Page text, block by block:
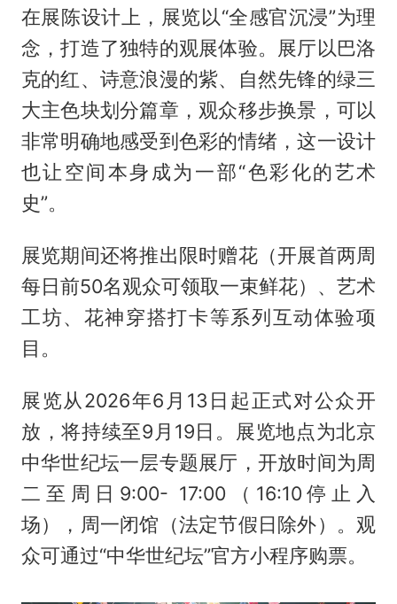
在展陈设计上，展览以“全感官沉浸”为理
念，打造了独特的观展体验。展厅以巴洛
克的红、诗意浪漫的紫、自然先锋的绿三
大主色块划分篇章，观众移步换景，可以
非常明确地感受到色彩的情绪，这一设计
也让空间本身成为一部“色彩化的艺术
史”。
展览期间还将推出限时赠花（开展首两周
每日前50名观众可领取一束鲜花）、艺术
工坊、花神穿搭打卡等系列互动体验项
目。
展览从2026年6月13日起正式对公众开
放，将持续至9月19日。展览地点为北京
中华世纪坛一层专题展厅，开放时间为周
二至周日9:00- 17:00（16:10停止入
场），周一闭馆（法定节假日除外）。观
众可通过“中华世纪坛”官方小程序购票。